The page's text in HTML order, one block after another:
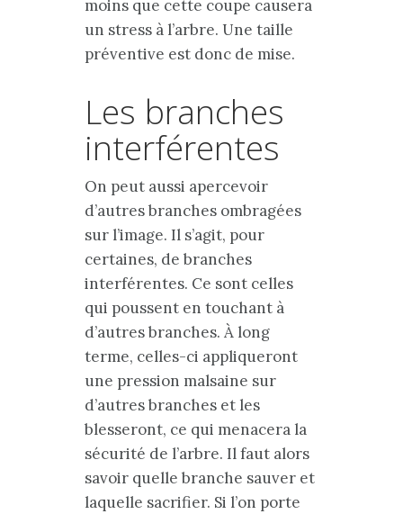
moins que cette coupe causera
un stress à l’arbre. Une taille
préventive est donc de mise.
Les branches
interférentes
On peut aussi apercevoir
d’autres branches ombragées
sur l’image. Il s’agit, pour
certaines, de branches
interférentes. Ce sont celles
qui poussent en touchant à
d’autres branches. À long
terme, celles-ci appliqueront
une pression malsaine sur
d’autres branches et les
blesseront, ce qui menacera la
sécurité de l’arbre. Il faut alors
savoir quelle branche sauver et
laquelle sacrifier. Si l’on porte